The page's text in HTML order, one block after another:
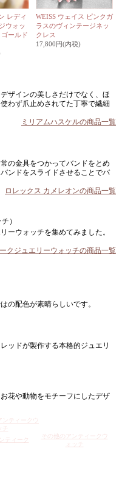
レディ
ウォッ
ールド
WEISS ウェイス ピンクガ
ラスのヴィンテージネッ
クレス
17,800円(内税)
ザインの美しさだけでなく、ほ
わず爪止めされてた丁寧で繊細
ミリアムハスケルの商品一覧
の金具をつかってバンドをとめ
ンドをスライドさせることでバ
ロレックス カメレオンの商品一覧
）
ーウォッチを集めてみました。
クジュエリーウォッチの商品一覧
の配色が素晴らしいです。
ッドが製作する本格的ジュエリ
花や動物をモチーフにしたデザ
ティーク
その他のアンティークウ
ォッチ